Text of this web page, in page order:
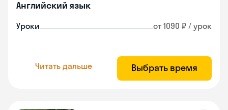
Английский язык
Уроки от 1090 ₽ / урок
Читать дальше Выбрать время